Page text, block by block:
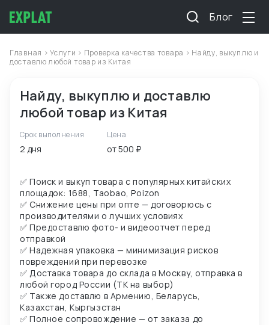
Блог
Главная >Услуги > Проверка качества товара > Найду, выкуплю и
доставлю любой товар из Китая
Найду, выкуплю и доставлю
любой товар из Китая
Срок выполнения
2 дня
Цена
от 500 ₽
✅ Поиск и выкуп товара с популярных китайских
площадок: 1688, Taobao, Poizon
✅ Снижение цены при опте — договорюсь с
производителями о лучших условиях
✅ Предоставлю фото- и видеоотчет перед
отправкой
✅ Надежная упаковка — минимизация рисков
повреждений при перевозке
✅ Доставка товара до склада в Москву, отправка в
любой город России (ТК на выбор)
✅ Также доставлю в Армению, Беларусь,
Казахстан, Кыргызстан
✅ Полное сопровождение — от заказа до